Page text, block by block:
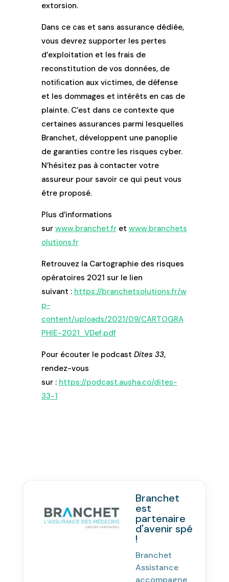
extorsion.
Dans ce cas et sans assurance dédiée,
vous devrez supporter les pertes
d’exploitation et les frais de
reconstitution de vos données, de
notiﬁcation aux victimes, de défense
et les dommages et intérêts en cas de
plainte. C’est dans ce contexte que
certaines assurances parmi lesquelles
Branchet, développent une panoplie
de garanties contre les risques cyber.
N’hésitez pas à contacter votre
assureur pour savoir ce qui peut vous
être proposé.
Plus d’informations
sur www.branchet.fret www.branchets
olutions.fr
Retrouvez la Cartographie des risques
opératoires 2021 sur le lien
suivant : https://branchetsolutions.fr/w
p-
content/uploads/2021/09/CARTOGRA
PHIE-2021_VDef.pdf
Pour écouter le podcast Dites 33,
rendez-vous
sur : https://podcast.ausha.co/dites-
33-1
Branchet
est
partenaire
d'avenir spé
!
Branchet
Assistance
accompagne